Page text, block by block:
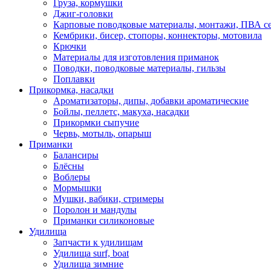
Груза, кормушки
Джиг-головки
Карповые поводковые материалы, монтажи, ПВА
Кембрики, бисер, стопоры, коннекторы, мотовила
Крючки
Материалы для изготовления приманок
Поводки, поводковые материалы, гильзы
Поплавки
Прикормка, насадки
Ароматизаторы, дипы, добавки ароматические
Бойлы, пеллетс, макуха, насадки
Прикормки сыпучие
Червь, мотыль, опарыш
Приманки
Балансиры
Блёсны
Воблеры
Мормышки
Мушки, вабики, стримеры
Поролон и мандулы
Приманки силиконовые
Удилища
Запчасти к удилищам
Удилища surf, boat
Удилища зимние